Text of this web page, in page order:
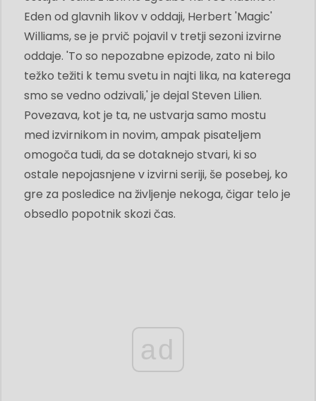
Eden od glavnih likov v oddaji, Herbert 'Magic'
Williams, se je prvič pojavil v tretji sezoni izvirne
oddaje. 'To so nepozabne epizode, zato ni bilo
težko težiti k temu svetu in najti lika, na katerega
smo se vedno odzivali,' je dejal Steven Lilien.
Povezava, kot je ta, ne ustvarja samo mostu
med izvirnikom in novim, ampak pisateljem
omogoča tudi, da se dotaknejo stvari, ki so
ostale nepojasnjene v izvirni seriji, še posebej, ko
gre za posledice na življenje nekoga, čigar telo je
obsedlo popotnik skozi čas.
ad